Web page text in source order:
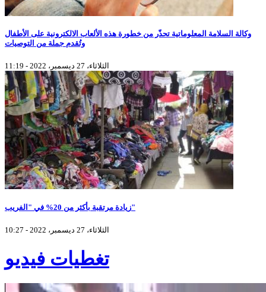
وكالة السلامة المعلوماتية تحذّر من خطورة هذه الألعاب الالكترونية على الأطفال
وتُقدم جملة من التوصيات
الثلاثاء، 27 ديسمبر، 2022 - 11:19
زيادة مرتقبة بأكثر من 20% في "الفريب"
الثلاثاء، 27 ديسمبر، 2022 - 10:27
تغطيات فيديو